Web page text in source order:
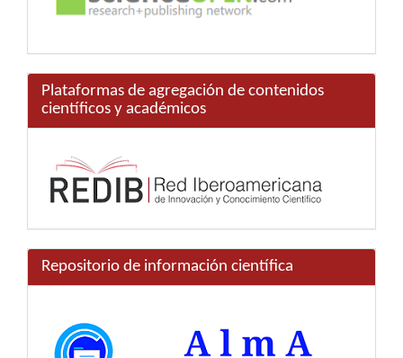
Plataformas de agregación de contenidos
científicos y académicos
Repositorio de información científica